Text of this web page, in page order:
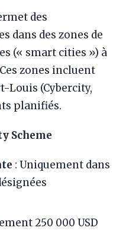
des
dans des zones de
(« smart cities ») à
zones incluent
Louis (Cybercity,
planifiés.
Scheme
: Uniquement dans
250 000 USD